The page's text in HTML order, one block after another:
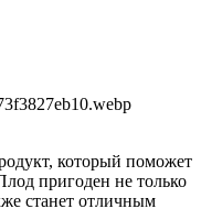
который поможет
пригоден не только
станет отличным